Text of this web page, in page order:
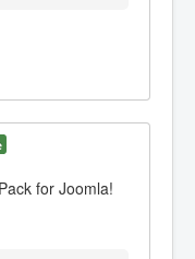
for Joomla!